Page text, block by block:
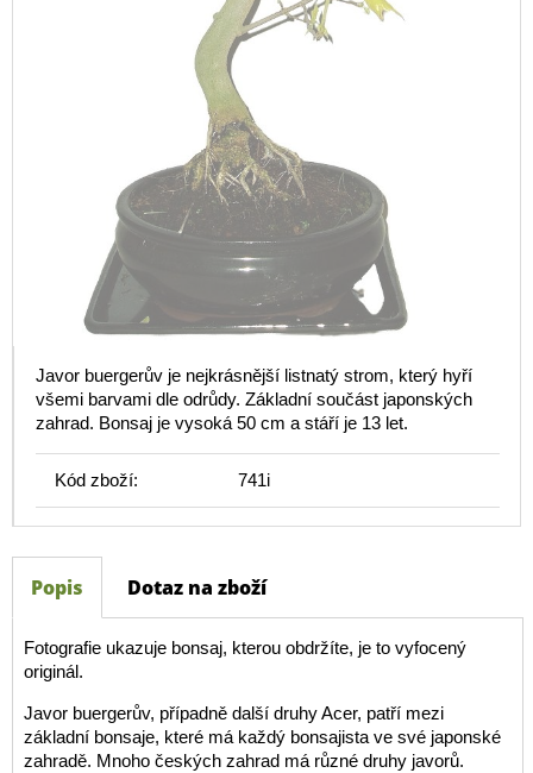
Javor buergerův je nejkrásnější listnatý strom, který hyří
všemi barvami dle odrůdy. Základní součást japonských
zahrad. Bonsaj je vysoká 50 cm a stáří je 13 let.
Kód zboží: 741i
Popis Dotaz na zboží
Fotografie ukazuje bonsaj, kterou obdržíte, je to vyfocený
originál.
Javor buergerův, případně další druhy Acer, patří mezi
základní bonsaje, které má každý bonsajista ve své japonské
zahradě. Mnoho českých zahrad má různé druhy javorů.